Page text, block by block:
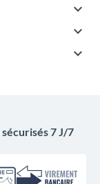



7 J/7